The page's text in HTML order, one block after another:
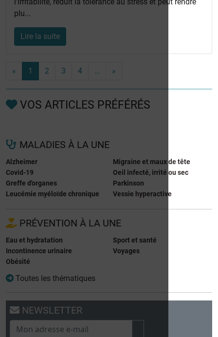
plu...
Lire la suite
« 1 2 3 4 … »
VOS ARTICLES PRÉFÉRÉS
MALADIES À LA UNE
Alzheimer
Covid-19
Greffe d'organes
Leucémie myéloïde chronique
Migraine et maux de tête
Oeil infecté, irrité ou sec
Parkinson
Vessie hyperactive
PRÉVENTION À LA UNE
Eau et hydratation
Incontinence urinaire
Obésité
Sport et santé
Voyages
Toutes les thématiques
NEWSLETTER